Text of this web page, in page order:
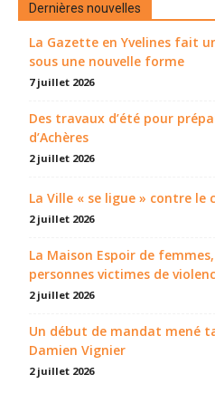
Dernières nouvelles
La Gazette en Yvelines fait
sous une nouvelle forme
7 juillet 2026
Des travaux d’été pour
d’Achères
2 juillet 2026
La Ville « se ligue » contre le
2 juillet 2026
La Maison Espoir de
personnes victimes de
2 juillet 2026
Un début de mandat mené
Damien Vignier
2 juillet 2026